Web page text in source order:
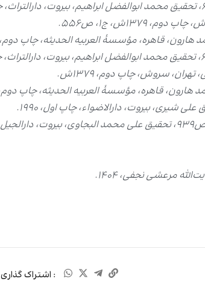
: اشتراک گذاری